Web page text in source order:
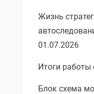
Жизнь
01.07.2026
Итоги работы
Блок схема